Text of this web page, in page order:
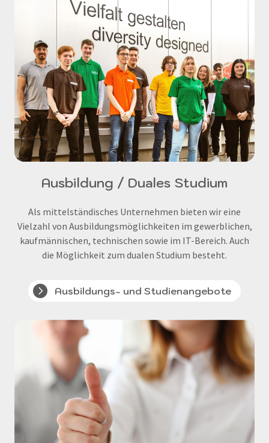
Ausbildung / Duales Studium
Als mittelständisches Unternehmen bieten wir eine
Vielzahl von Ausbildungsmöglichkeiten im gewerblichen,
kaufmännischen, technischen sowie im IT-Bereich. Auch
die Möglichkeit zum dualen Studium besteht.
Ausbildungs- und Studienangebote